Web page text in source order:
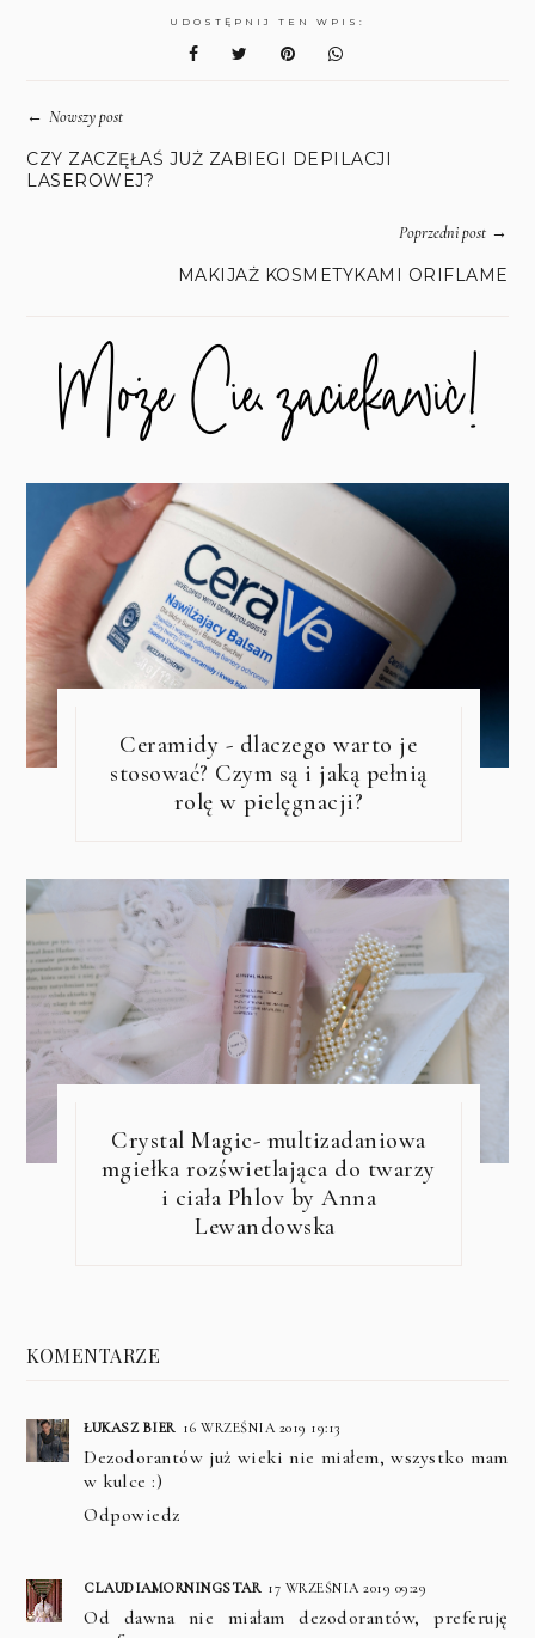
UDOSTĘPNIJ TEN WPIS:
←Nowszy post
CZY ZACZĘŁAŚ JUŻ ZABIEGI DEPILACJI
LASEROWEJ?
Poprzedni post→
MAKIJAŻ KOSMETYKAMI ORIFLAME
Ceramidy - dlaczego warto je
stosować? Czym są i jaką pełnią
rolę w pielęgnacji?
Crystal Magic- multizadaniowa
mgiełka rozświetlająca do twarzy
i ciała Phlov by Anna
Lewandowska
KOMENTARZE
ŁUKASZ BIER 16 WRZEŚNIA 2019 19:13
Dezodorantów już wieki nie miałem, wszystko mam
w kulce :)
Odpowiedz
CLAUDIAMORNINGSTAR 17 WRZEŚNIA 2019 09:29
Od dawna nie miałam dezodorantów, preferuję